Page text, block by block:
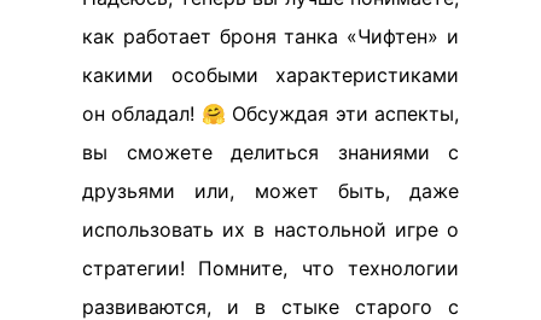
как работает броня танка «Чифтен» и
какими особыми характеристиками
он обладал! 🤗 Обсуждая эти аспекты,
вы сможете делиться знаниями с
друзьями или, может быть, даже
использовать их в настольной игре о
стратегии! Помните, что технологии
развиваются, и в стыке старого с